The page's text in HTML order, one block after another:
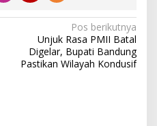
Pos berikutnya
Unjuk Rasa PMII Batal
Digelar, Bupati Bandung
Pastikan Wilayah Kondusif